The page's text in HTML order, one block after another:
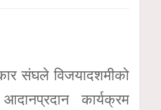
संघले विजयादशमीको
कार्यक्रम